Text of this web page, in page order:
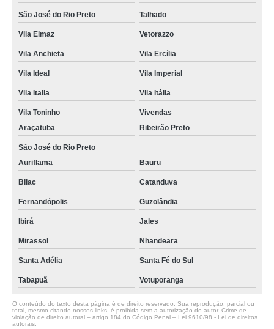
São José do Rio Preto Talhado
VIla Elmaz Vetorazzo
Vila Anchieta Vila Ercília
Vila Ideal Vila Imperial
Vila Italia Vila Itália
Vila Toninho
Vivendas
Araçatuba
Ribeirão Preto
São José do Rio Preto
Auriflama
Bauru
Bilac Catanduva
Fernandópolis Guzolândia
Ibirá Jales
Mirassol Nhandeara
Santa Adélia Santa Fé do Sul
Tabapuã Votuporanga
O conteúdo do texto desta página é de direito reservado. Sua reprodução, parcial ou
total, mesmo citando nossos links, é proibida sem a autorização do autor. Crime de
violação de direito autoral – artigo 184 do Código Penal – Lei 9610/98 - Lei de direitos
autorais